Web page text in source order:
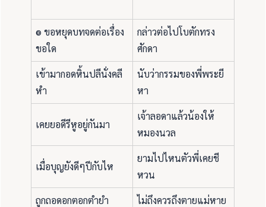
๏ ขอหยุดบทจดต่อเรื่อง
ขอใด
กล่าวต่อไปโบตักทรง
ศักดา
เข้ามากอดหิ้นปลีนั่งคลี
หำ
นับว่ากรรมของพี่พระยี
หา
เคยยอดีรีหูอยู่กันมา
เจ้าลอดาแล้วน้องให้
หมองนวล
เมื่อบุญยังดีๆปีกับไห
ยามไปไหนตัวพี่เคยชี
หวน
ถูกถอดอกตอกตำยำ
ไม่ถึงควรถึงตายแม่หาย